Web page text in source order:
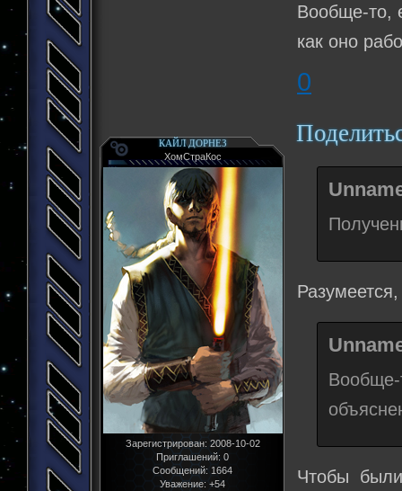
Вообще-то,
как оно
0
КАЙЛ ДОРНЕЗ
ХомСтраКос
Зарегистрирован: 2008-10-02
Приглашений: 0
Сообщений: 1664
Уважение: +54
Чтобы